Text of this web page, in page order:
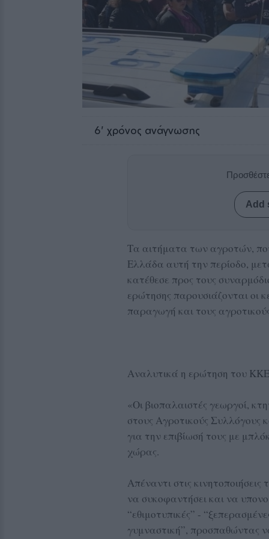
6' χρόνος ανάγνωσης
Add
Τα αιτήματα των αγροτών, που
Ελλάδα αυτή την περίοδο,
κατέθεσε προς τους
ερώτησης παρουσιάζονται οι
παραγωγή και τους
Αναλυτικά η ερώτηση του ΚΚΕ
«Οι βιοπαλαιστές γεωργοί,
στους Αγροτικούς Συλλόγους
για την επιβίωσή τους με
χώρας.
Απέναντι στις κινητοποιήσεις
να συκοφαντήσει και να
“εθιμοτυπικές” -
γυμναστική”, προσπαθώντας